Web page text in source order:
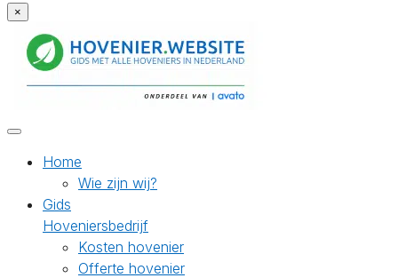
×
Home
Wie zijn wij?
Gids
Hoveniersbedrijf
Kosten hovenier
Offerte hovenier